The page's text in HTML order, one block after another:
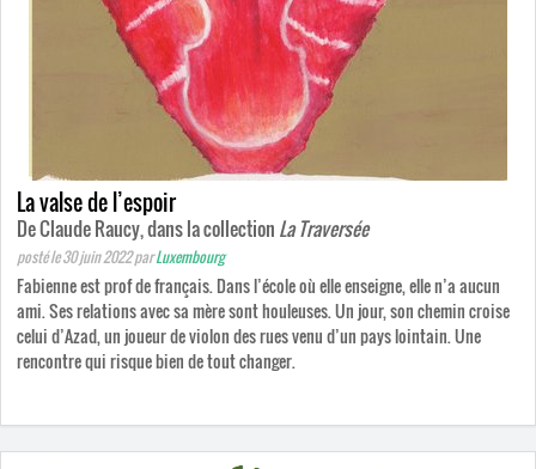
La valse de l’espoir
De Claude Raucy, dans la collection La Traversée
posté le 30 juin 2022parLuxembourg
Fabienne est prof de français. Dans l’école où elle enseigne, elle n’a aucun
ami. Ses relations avec sa mère sont houleuses. Un jour, son chemin croise
celui d’Azad, un joueur de violon des rues venu d’un pays lointain. Une
rencontre qui risque bien de tout changer.